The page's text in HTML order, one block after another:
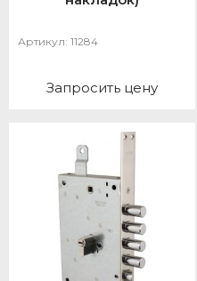
Артикул: 11284
Запросить цену